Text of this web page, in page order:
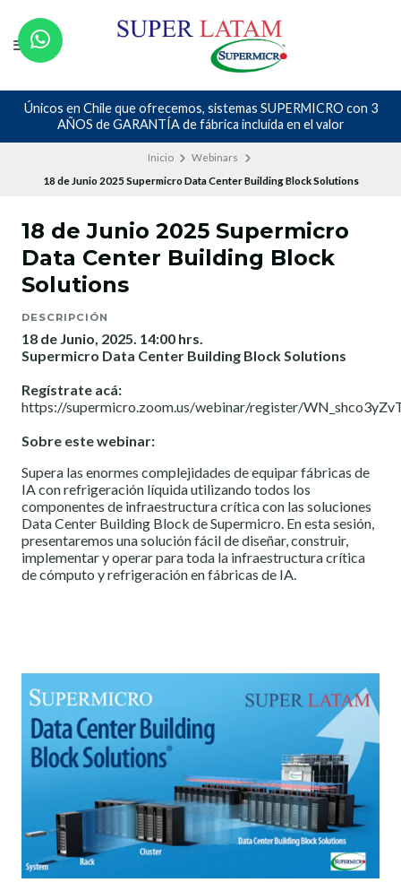
Únicos en Chile que ofrecemos, sistemas SUPERMICRO con 3
AÑOS de GARANTÍA de fábrica incluída en el valor
Inicio
Webinars
18 de Junio 2025 Supermicro Data Center Building Block Solutions
18 de Junio 2025 Supermicro
Data Center Building Block
Solutions
DESCRIPCIÓN
18 de Junio, 2025. 14:00 hrs.
Supermicro Data Center Building Block Solutions
Regístrate acá:
https://supermicro.zoom.us/webinar/register/
Sobre este webinar:
Supera las enormes complejidades de equipar fábricas de
IA con refrigeración líquida utilizando todos los
componentes de infraestructura crítica con las soluciones
Data Center Building Block de Supermicro. En esta sesión,
presentaremos una solución fácil de diseñar, construir,
implementar y operar para toda la infraestructura crítica
de cómputo y refrigeración en fábricas de IA.